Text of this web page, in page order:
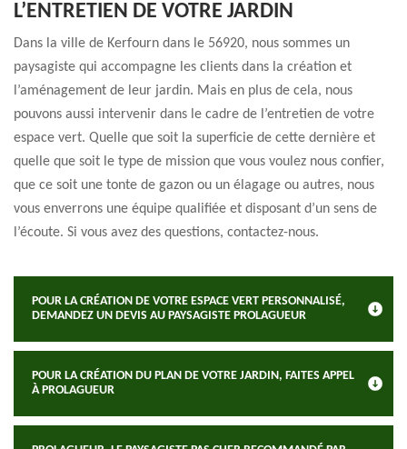
L’ENTRETIEN DE VOTRE JARDIN
Dans la ville de Kerfourn dans le 56920, nous sommes un
paysagiste qui accompagne les clients dans la création et
l’aménagement de leur jardin. Mais en plus de cela, nous
pouvons aussi intervenir dans le cadre de l’entretien de votre
espace vert. Quelle que soit la superficie de cette dernière et
quelle que soit le type de mission que vous voulez nous confier,
que ce soit une tonte de gazon ou un élagage ou autres, nous
vous enverrons une équipe qualifiée et disposant d’un sens de
l’écoute. Si vous avez des questions, contactez-nous.
POUR LA CRÉATION DE VOTRE ESPACE VERT PERSONNALISÉ,
DEMANDEZ UN DEVIS AU PAYSAGISTE PROLAGUEUR
POUR LA CRÉATION DU PLAN DE VOTRE JARDIN, FAITES APPEL
À PROLAGUEUR